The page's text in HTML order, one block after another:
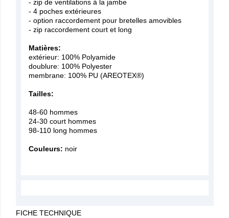
- zip de ventilations à la jambe
- 4 poches extérieures
- option raccordement pour bretelles amovibles
- zip raccordement court et long
Matières:
extérieur: 100% Polyamide
doublure: 100% Polyester
membrane: 100% PU (AREOTEX®)
Tailles:
48-60 hommes
24-30 court hommes
98-110 long hommes
Couleurs: noir
FICHE TECHNIQUE